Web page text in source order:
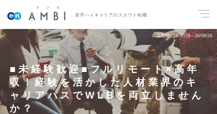
若手ハイキャリアのスカウト転職
掲載期間 26/07/29～26/08/28
■未経験歓迎■フルリモート×高年
収！経験を活かした人材業界のキ
ャリアパスでWLBを両立しません
か？